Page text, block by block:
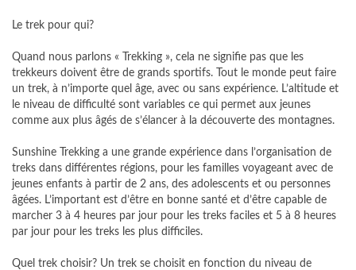
Le trek pour qui?
Quand nous parlons « Trekking », cela ne signifie pas que les
trekkeurs doivent être de grands sportifs. Tout le monde peut faire
un trek, à n’importe quel âge, avec ou sans expérience. L’altitude et
le niveau de difficulté sont variables ce qui permet aux jeunes
comme aux plus âgés de s’élancer à la découverte des montagnes.
Sunshine Trekking a une grande expérience dans l’organisation de
treks dans différentes régions, pour les familles voyageant avec de
jeunes enfants à partir de 2 ans, des adolescents et ou personnes
âgées. L’important est d’être en bonne santé et d’être capable de
marcher 3 à 4 heures par jour pour les treks faciles et 5 à 8 heures
par jour pour les treks les plus difficiles.
Quel trek choisir? Un trek se choisit en fonction du niveau de